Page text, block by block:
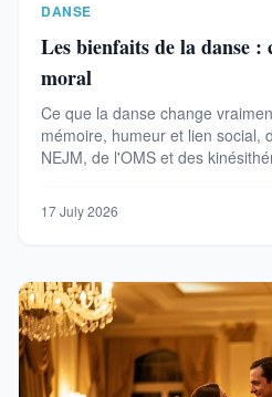
DANSE
Les bienfaits de la danse :
moral
Ce que la danse change
mémoire, humeur et lien social,
NEJM, de l'OMS et des
17 July 2026